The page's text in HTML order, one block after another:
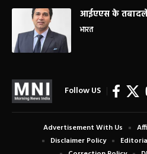
आईएएस के
भारत
Follow US
Advertisement With Us
Disclaimer Policy